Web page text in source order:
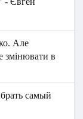
Але
змінювати в
самый